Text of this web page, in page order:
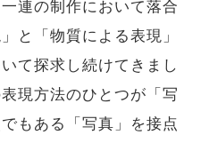
連の制作において落合
と「物質による表現」
て探求し続けてきまし
現方法のひとつが「写
もある「写真」を接点